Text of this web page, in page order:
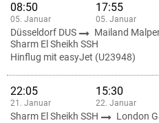
08:50
05. Januar
17:55
05. Januar
Düsseldorf DUS
Mailand
Sharm El Sheikh SSH
Hinflug mit easyJet (U23948)
22:05
21. Januar
15:30
22. Januar
Sharm El Sheikh SSH London